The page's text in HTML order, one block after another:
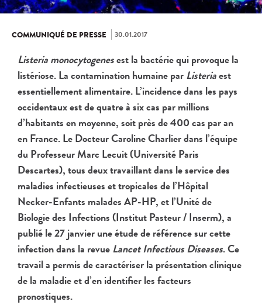
COMMUNIQUÉ DE PRESSE 30.01.2017
Listeria monocytogenesest la bactérie qui provoque la
listériose.La contamination humaine parListeriaest
essentiellement alimentaire. L’incidence dans les pays
occidentaux est de quatre à six cas par millions
d’habitants enmoyenne, soit près de 400 cas par an
en France. Le Docteur Caroline Charlier dans l’équipe
du Professeur Marc Lecuit (Université Paris
Descartes), tous deux travaillant dans le service des
maladies infectieuses et tropicales de l’Hôpital
Necker-Enfants malades AP-HP, et l’Unité de
Biologie des Infections (Institut Pasteur / Inserm), a
publié le 27 janvier une étude de référence sur cette
infection dans la revueLancet Infectious Diseases. Ce
travail a permis de caractériser la présentation clinique
de la maladie et d’en identifier les facteurs
pronostiques.